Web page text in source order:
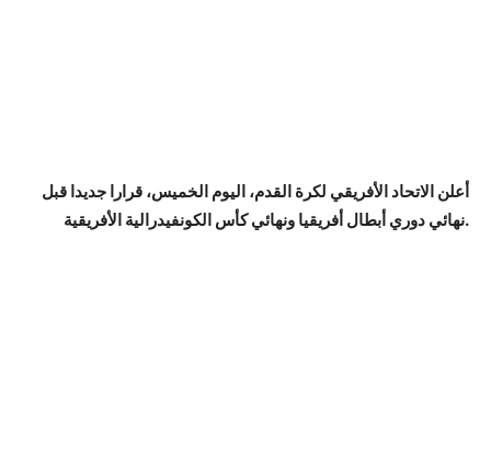
أعلن الاتحاد الأفريقي لكرة القدم، اليوم الخميس، قرارا جديدا قبل
نهائي دوري أبطال أفريقيا ونهائي كأس الكونفيدرالية الأفريقية.